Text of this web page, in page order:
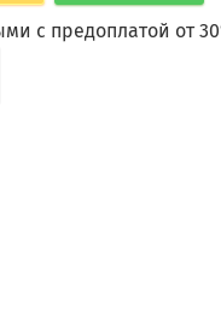
с предоплатой от